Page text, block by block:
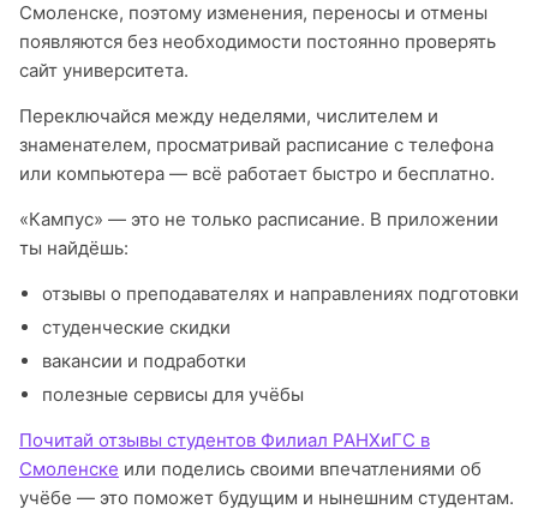
Смоленске, поэтому изменения, переносы и отмены
появляются без необходимости постоянно проверять
сайт университета.
Переключайся между неделями, числителем и
знаменателем, просматривай расписание с телефона
или компьютера — всё работает быстро и бесплатно.
«Кампус» — это не только расписание. В приложении
ты найдёшь:
отзывы о преподавателях и направлениях подготовки
студенческие скидки
вакансии и подработки
полезные сервисы для учёбы
Почитай отзывы студентов Филиал РАНХиГС в
Смоленске или поделись своими впечатлениями об
учёбе — это поможет будущим и нынешним студентам.